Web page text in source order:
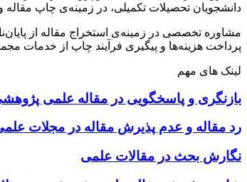
دانشجویان تحصیلات تکمیلی، در زمینه‌ی چاپ
مشاوره تخصصی در زمینه‌ی استخراج مقاله از
پرداخت هزینه‌ها و پیگیری فرآیند چاپ از خدمات
لینک های مهم
بازنگری و پاسخگویی در مقاله علمی
رد مقاله و عدم پذیرش مقاله در مجلات
نگارش بحث در مقالات علمی